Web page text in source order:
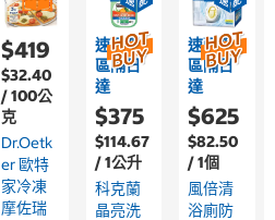
$419
$32.40
/ 100公
克
Dr.Oetk
Er 歐特
家冷凍
摩佐瑞
速配限
區隔日
達
$375
$114.67
/ 1公升
科克蘭
晶亮洗
速配限
區隔日
達
$625
$82.50
/ 1個
風倍清
浴廁防